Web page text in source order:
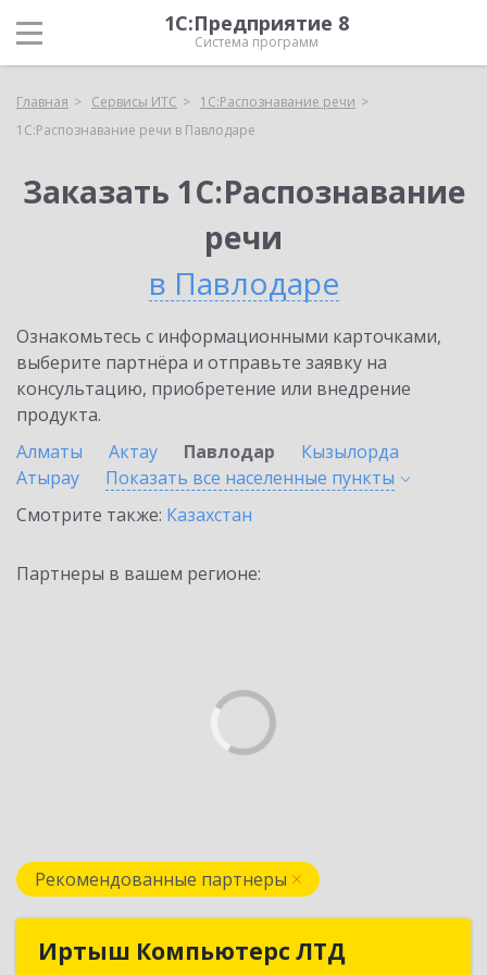
1С:Предприятие 8
Система программ
Главная Сервисы ИТС
1С:Распознавание речи
1С:Распознавание речи в Павлодаре
Заказать 1С:Распознавание
речи
в Павлодаре
Ознакомьтесь с информационными карточками,
выберите партнёра и отправьте заявку на
консультацию, приобретение или внедрение
продукта.
Алматы
Актау Павлодар
Кызылорда
Атырау
Показать все населенные пункты
Смотрите также: Казахстан
Партнеры в вашем регионе:
Рекомендованные партнеры
Иртыш Компьютерс ЛТД
Иртыш Компьютерс ЛТД